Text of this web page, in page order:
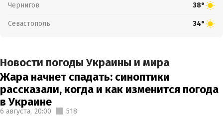
Чернигов 38°
Севастополь 34°
Новости погоды Украины и мира
Жара начнет спадать: синоптики
рассказали, когда и как изменится погода
в Украине
6 августа, 20:00 518